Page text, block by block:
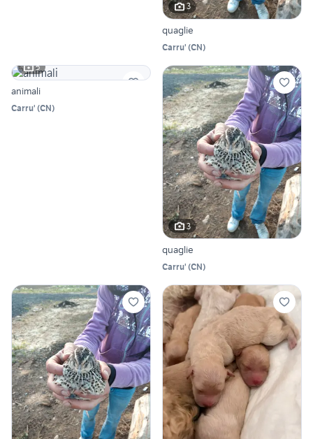
3
quaglie
Carru' (CN)
5
animali
Carru' (CN)
3
quaglie
Carru' (CN)